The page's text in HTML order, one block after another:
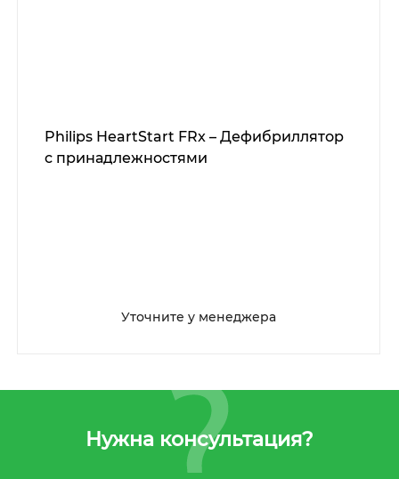
Philips HeartStart FRx – Дефибриллятор
с принадлежностями
Уточните у менеджера
Нужна консультация?